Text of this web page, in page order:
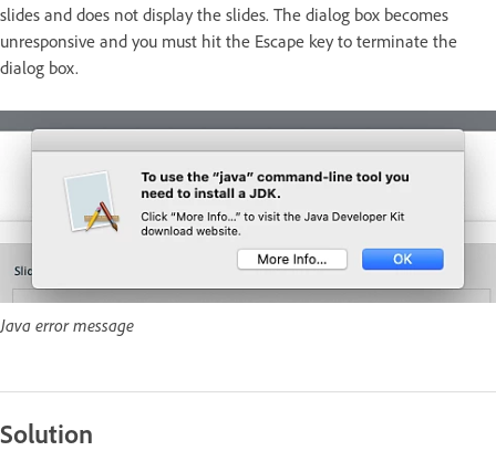
slides and does not display the slides. The dialog box becomes
unresponsive and you must hit the Escape key to terminate the
dialog box.
Java error message
Solution